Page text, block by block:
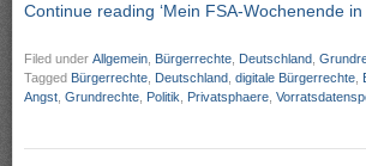
Continue reading ‘Mein FSA-Wochenende in
Filed under Allgemein Bürgerrechte Deutschland
Tagged Bürgerrechte Deutschland digitale Bürgerrechte
Angst Grundrechte Politik Privatsphaere